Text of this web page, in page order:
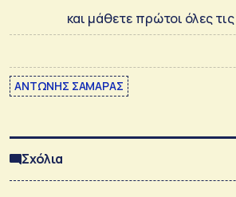
και μάθετε πρώτοι όλες
ΑΝΤΩΝΗΣ ΣΑΜΑΡΑΣ
Σχόλια